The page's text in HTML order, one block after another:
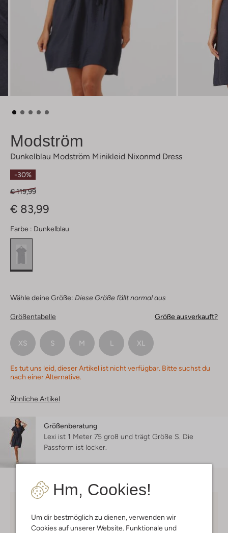
Hm, Cookies!
Um dir bestmöglich zu dienen, verwenden wir
Cookies auf unserer Website. Funktionale und
Modström
Dunkelblau Modström Minikleid Nixonmd Dress
-30%
€ 119,99
€ 83,99
Farbe : Dunkelblau
Wähle deine Größe: Diese Größe fällt normal aus
Größentabelle Größe ausverkauft?
XS S M L XL
Es tut uns leid, dieser Artikel ist nicht verfügbar. Bitte suchst du
nach einer Alternative.
Ähnliche Artikel
Größenberatung
Lexi ist 1 Meter 75 groß und trägt Größe S. Die
Passform ist locker
Mitglieder in Deutschland